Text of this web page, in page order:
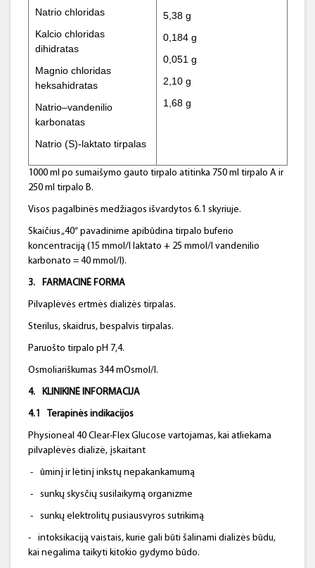
Natrio chloridas
Kalcio chloridas
dihidratas
Magnio chloridas
heksahidratas
Natrio–vandenilio
karbonatas
Natrio (S)-laktato tirpalas
5,38 g
0,184 g
0,051 g
2,10 g
1,68 g
1000 ml po sumaišymo gauto tirpalo atitinka 750 ml tirpalo A ir
250 ml tirpalo B.
Visos pagalbinės medžiagos išvardytos 6.1 skyriuje.
Skaičius „40“ pavadinime apibūdina tirpalo buferio
koncentraciją (15 mmol/l laktato + 25 mmol/l vandenilio
karbonato = 40 mmol/l).
3. FARMACINĖ FORMA
Pilvaplėvės ertmės dializės tirpalas.
Sterilus, skaidrus, bespalvis tirpalas.
Paruošto tirpalo pH 7,4.
Osmoliariškumas 344 mOsmol/l.
4. KLINIKINĖ INFORMACIJA
4.1 Terapinės indikacijos
Physioneal 40 Clear-Flex Glucose vartojamas, kai atliekama
pilvaplėvės dializė, įskaitant
- ūminį ir lėtinį inkstų nepakankamumą
- sunkų skysčių susilaikymą organizme
- sunkų elektrolitų pusiausvyros sutrikimą
-
intoksikaciją vaistais, kurie gali būti šalinami dializės būdu,
kai negalima taikyti kitokio gydymo būdo.